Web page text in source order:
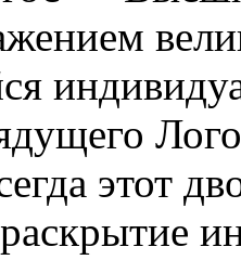
этот